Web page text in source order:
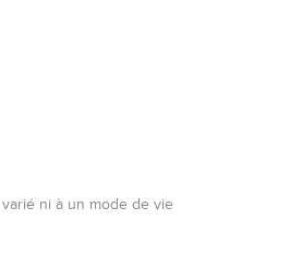
ni à un mode de vie